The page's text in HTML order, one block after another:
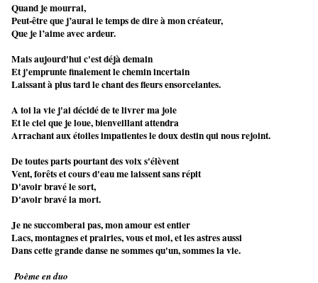
Quand je mourrai,
Peut-être que j’aurai le temps de dire à mon créateur,
Que je l’aime avec ardeur.
Mais aujourd'hui c'est déjà demain
Et j'emprunte finalement le chemin incertain
Laissant à plus tard le chant des fleurs ensorcelantes.
A toi la vie j'ai décidé de te livrer ma joie
Et le ciel que je loue, bienveillant attendra
Arrachant aux étoiles impatientes le doux destin qui nous rejoint.
De toutes parts pourtant des voix s'élèvent
Vent, forêts et cours d'eau me laissent sans répit
D'avoir bravé le sort,
D'avoir bravé la mort.
Je ne succomberai pas, mon amour est entier
Lacs, montagnes et prairies, vous et moi, et les astres aussi
Dans cette grande danse ne sommes qu'un, sommes la vie.
Poème en duo